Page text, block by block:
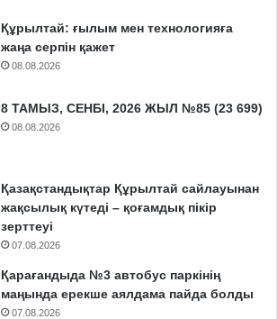
Құрылтай: ғылым мен технологияға
жаңа серпін қажет
08.08.2026
8 ТАМЫЗ, СЕНБІ, 2026 ЖЫЛ №85 (23 699)
08.08.2026
Қазақстандықтар Құрылтай сайлауынан
жақсылық күтеді – қоғамдық пікір
зерттеуі
07.08.2026
Қарағандыда №3 автобус паркінің
маңында ерекше аялдама пайда болды
07.08.2026